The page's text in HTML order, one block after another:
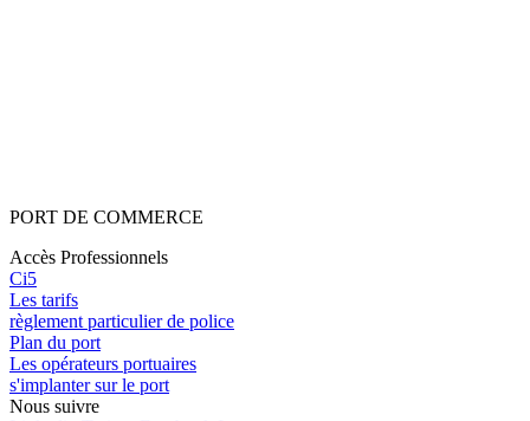
PORT DE COMMERCE
Accès Professionnels
Ci5
Les tarifs
règlement particulier de police
Plan du port
Les opérateurs portuaires
s'implanter sur le port
Nous suivre